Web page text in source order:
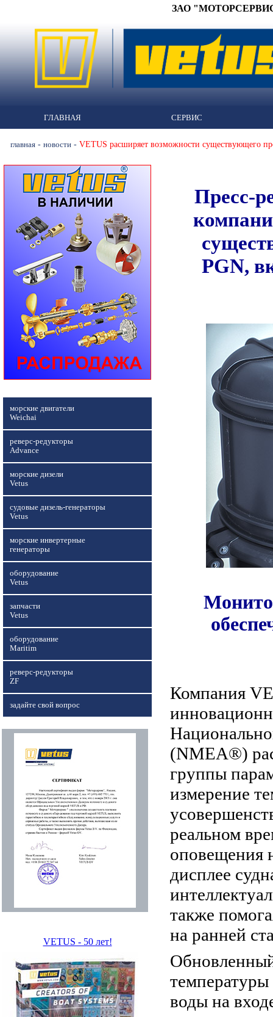
ЗАО "МОТОРСЕРВИС"
ГЛАВНАЯ СЕРВИС
главная - новости - VETUS расширяет возможности существующего
морские двигатели
Weichai
реверс-редукторы
Advance
морские дизели
Vetus
судовые дизель-генераторы
Vetus
морские инвертерные
генераторы
оборудование
Vetus
запчасти
Vetus
оборудование
Maritim
реверс-редукторы
ZF
задайте свой вопрос
VETUS - 50 лет!
Пресс-
PGN,
Компания
(NMEA®)
группы
измерение
реальном
оповещения
дисплее
также
на ранней
воды на